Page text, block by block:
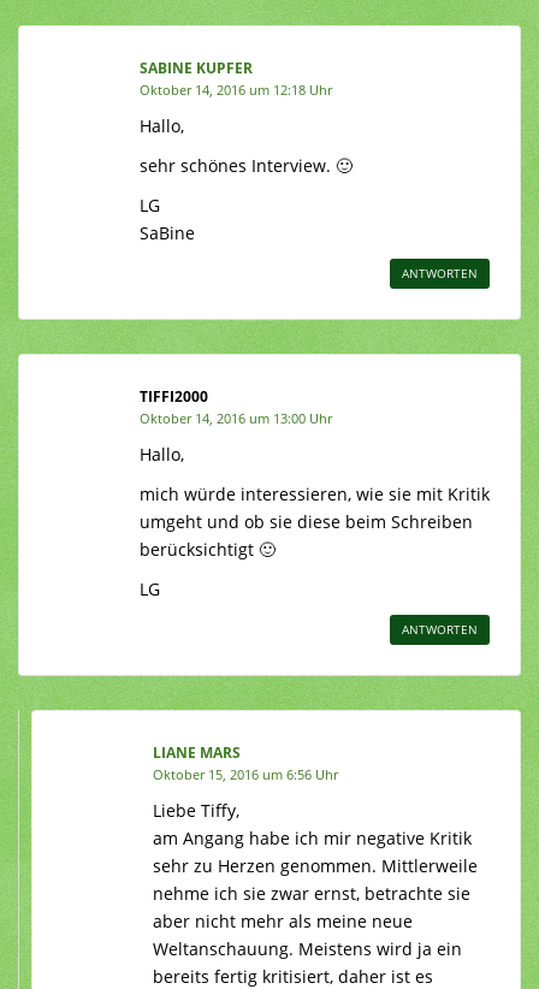
SABINE KUPFER
Oktober 14, 2016 um 12:18 Uhr
Hallo,
sehr schönes Interview. 🙂
LG
SaBine
ANTWORTEN
TIFFI2000
Oktober 14, 2016 um 13:00 Uhr
Hallo,
mich würde interessieren, wie sie mit Kritik
umgeht und ob sie diese beim Schreiben
berücksichtigt 🙂
LG
ANTWORTEN
LIANE MARS
Oktober 15, 2016 um 6:56 Uhr
Liebe Tiffy,
am Angang habe ich mir negative Kritik
sehr zu Herzen genommen. Mittlerweile
nehme ich sie zwar ernst, betrachte sie
aber nicht mehr als meine neue
Weltanschauung. Meistens wird ja ein
bereits fertig kritisiert, daher ist es